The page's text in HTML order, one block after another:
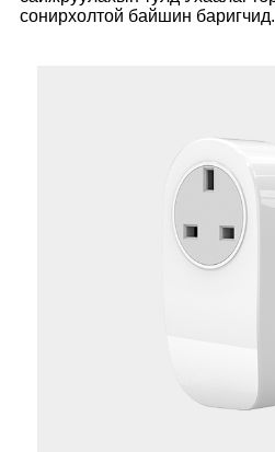
сонирхолтой байшин баригчид.